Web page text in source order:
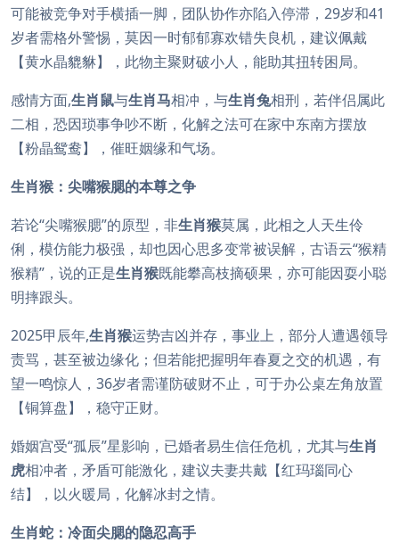
可能被竞争对手横插一脚，团队协作亦陷入停滞，29岁和41
岁者需格外警惕，莫因一时郁郁寡欢错失良机，建议佩戴
【黄水晶貔貅】，此物主聚财破小人，能助其扭转困局。
感情方面,生肖鼠与生肖马相冲，与生肖兔相刑，若伴侣属此
二相，恐因琐事争吵不断，化解之法可在家中东南方摆放
【粉晶鸳鸯】，催旺姻缘和气场。
生肖猴：尖嘴猴腮的本尊之争
若论“尖嘴猴腮”的原型，非生肖猴莫属，此相之人天生伶
俐，模仿能力极强，却也因心思多变常被误解，古语云“猴精
猴精”，说的正是生肖猴既能攀高枝摘硕果，亦可能因耍小聪
明摔跟头。
2025甲辰年,生肖猴运势吉凶并存，事业上，部分人遭遇领导
责骂，甚至被边缘化；但若能把握明年春夏之交的机遇，有
望一鸣惊人，36岁者需谨防破财不止，可于办公桌左角放置
【铜算盘】，稳守正财。
婚姻宫受“孤辰”星影响，已婚者易生信任危机，尤其与生肖
虎相冲者，矛盾可能激化，建议夫妻共戴【红玛瑙同心
结】，以火暖局，化解冰封之情。
生肖蛇：冷面尖腮的隐忍高手